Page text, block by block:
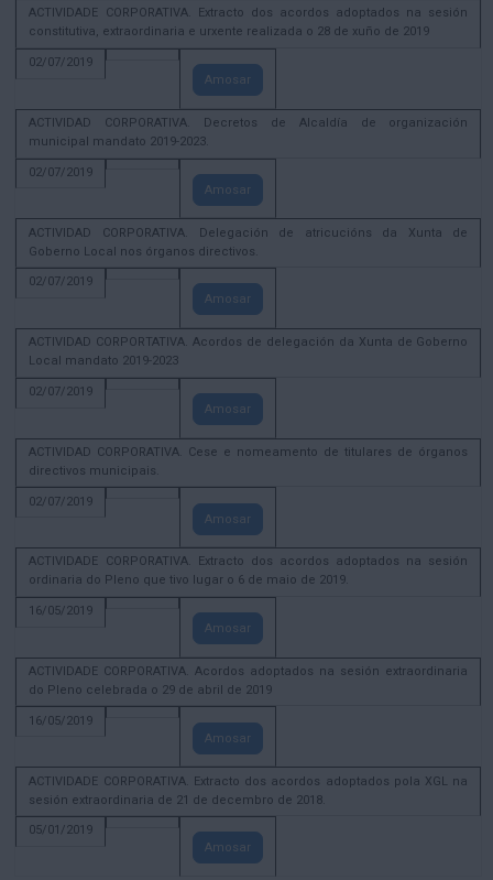
ACTIVIDADE CORPORATIVA. Extracto dos acordos adoptados na sesión
constitutiva, extraordinaria e urxente realizada o 28 de xuño de 2019
02/07/2019
Amosar
ACTIVIDAD CORPORATIVA. Decretos de Alcaldía de organización
municipal mandato 2019-2023.
02/07/2019
Amosar
ACTIVIDAD CORPORATIVA. Delegación de atricucións da Xunta de
Goberno Local nos órganos directivos.
02/07/2019
Amosar
ACTIVIDAD CORPORTATIVA. Acordos de delegación da Xunta de Goberno
Local mandato 2019-2023
02/07/2019
Amosar
ACTIVIDAD CORPORATIVA. Cese e nomeamento de titulares de órganos
directivos municipais.
02/07/2019
Amosar
ACTIVIDADE CORPORATIVA. Extracto dos acordos adoptados na sesión
ordinaria do Pleno que tivo lugar o 6 de maio de 2019.
16/05/2019
Amosar
ACTIVIDADE CORPORATIVA. Acordos adoptados na sesión extraordinaria
do Pleno celebrada o 29 de abril de 2019
16/05/2019
Amosar
ACTIVIDADE CORPORATIVA. Extracto dos acordos adoptados pola XGL na
sesión extraordinaria de 21 de decembro de 2018.
05/01/2019
Amosar